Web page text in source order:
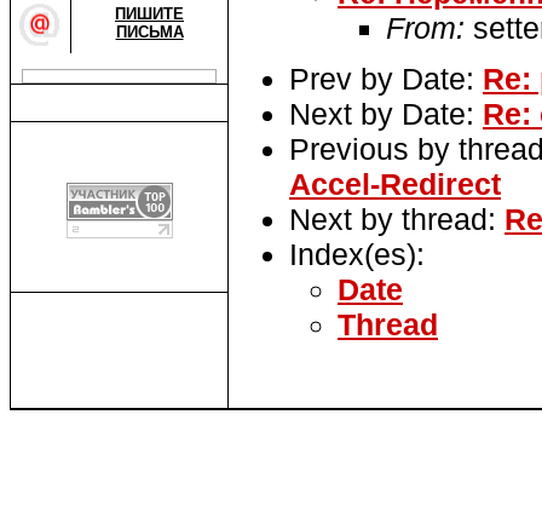
ПИШИТЕ
ПИСЬМА
From:
Prev by Date: Re:
Next by Date: Re:
Previous by
Accel-Redirect
Next by thread:
Index(es):
Date
Thread